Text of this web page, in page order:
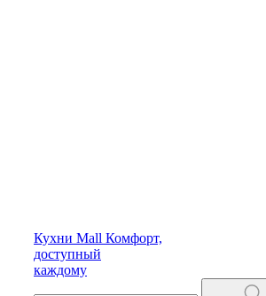
Кухни Mall Комфорт,
доступный
каждому